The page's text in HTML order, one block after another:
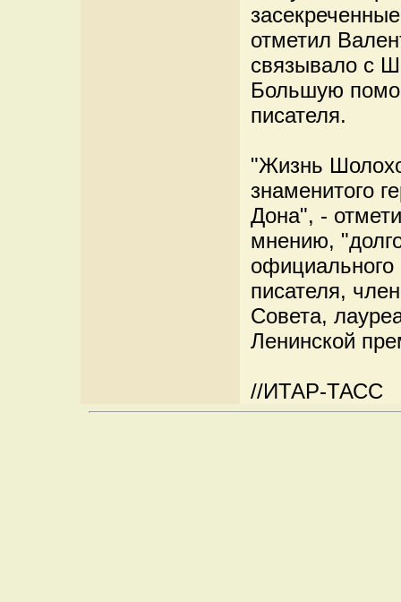
отметил
связывало с
Большую
писателя.
"Жизнь
знаменитого
Дона", -
мнению,
официального
писателя,
Совета,
Ленинской
//ИТАР-ТАСС